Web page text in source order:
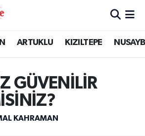
ARTUKLU KIZILTEPE
GÜVENİLİR
KAHRAMAN
Eczaneler
Vakitleri
Haritası